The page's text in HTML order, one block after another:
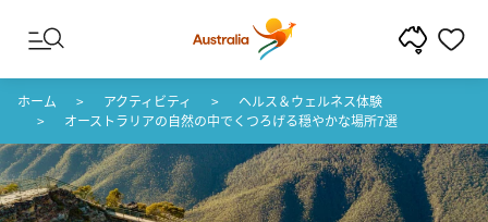
コンテンツへスキップ
フッターナビゲーションへスキップ
ホーム アクティビティ
ヘルス＆ウェルネス体験
オーストラリアの自然の中でくつろげる穏やかな場所7選